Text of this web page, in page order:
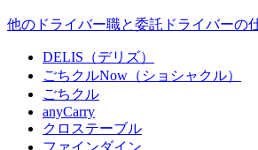
他のドライバー職と委託ドライバーの
DELIS（デリズ）
ごちクルNow（ショシャクル）
ごちクル
anyCarry
クロステーブル
ファインダイン